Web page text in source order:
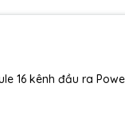
16 kênh đầu ra